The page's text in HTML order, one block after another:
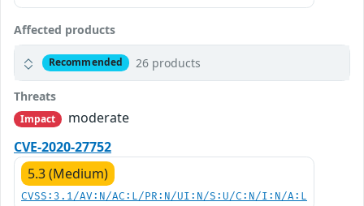
Affected products
Recommended 26 products
Threats
Impact
moderate
CVE-2020-27752
5.3 (Medium)
CVSS:3.1/AV:N/AC:L/PR:N/UI:N/S:U/C:N/I:N/A:L